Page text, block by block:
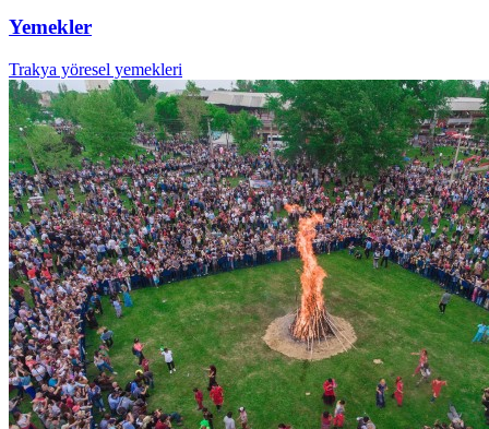
Yemekler
Trakya yöresel yemekleri